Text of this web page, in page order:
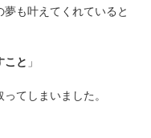
も叶えてくれていると
こと 」
てしまいました。